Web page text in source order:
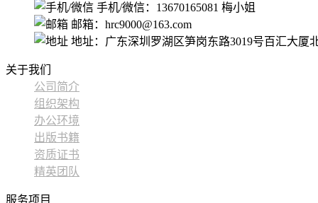
手机/微信：13670165081 梅小姐
邮箱：hrc9000@163.com
地址：广东深圳罗湖区笋岗东路3019号百汇大厦
关于我们
公司简介
组织架构
办公环境
出版书籍
资质证书
精英团队
服务项目